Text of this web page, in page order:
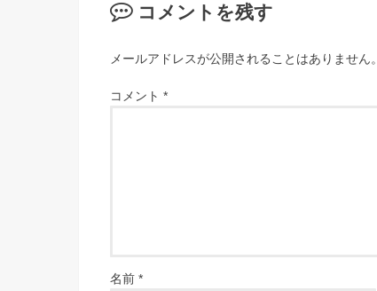
コメントを残す
メールアドレスが公開されることはありません。
コメント *
名前 *